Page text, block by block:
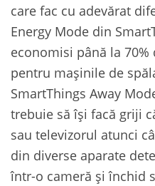
care fac cu adevărat
Energy Mode din
economisi până la
pentru mașinile de
SmartThings Away
trebuie să își facă griji
sau televizorul atunci
din diverse aparate
într-o cameră și închid